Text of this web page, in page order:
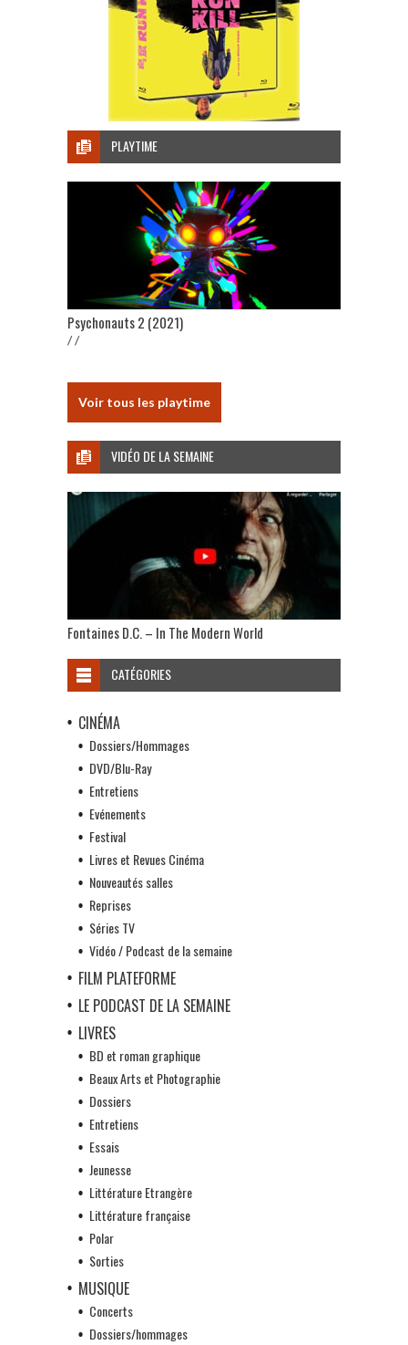
PLAYTIME
Psychonauts 2 (2021)
/ /
Voir tous les playtime
VIDÉO DE LA SEMAINE
Fontaines D.C. – In The Modern World
CATÉGORIES
CINÉMA
Dossiers/Hommages
DVD/Blu-Ray
Entretiens
Evénements
Festival
Livres et Revues Cinéma
Nouveautés salles
Reprises
Séries TV
Vidéo / Podcast de la semaine
FILM PLATEFORME
LE PODCAST DE LA SEMAINE
LIVRES
BD et roman graphique
Beaux Arts et Photographie
Dossiers
Entretiens
Essais
Jeunesse
Littérature Etrangère
Littérature française
Polar
Sorties
MUSIQUE
Concerts
Dossiers/hommages